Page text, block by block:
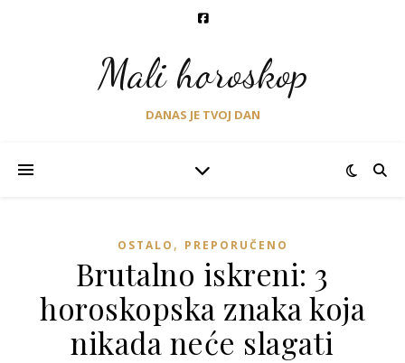
Mali horoskop
DANAS JE TVOJ DAN
OSTALO , PREPORUČENO
Brutalno iskreni: 3
horoskopska znaka koja
nikada neće slagati